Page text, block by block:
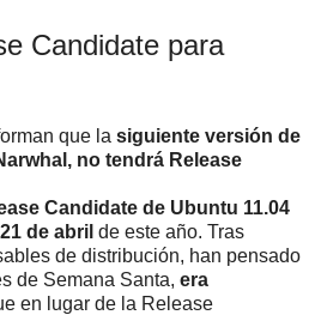
Candidate para
que la siguiente versión de
no tendrá Release
Candidate de Ubuntu 11.04
de abril de este año. Tras
de distribución, han pensado
de Semana Santa, era
en lugar de la Release